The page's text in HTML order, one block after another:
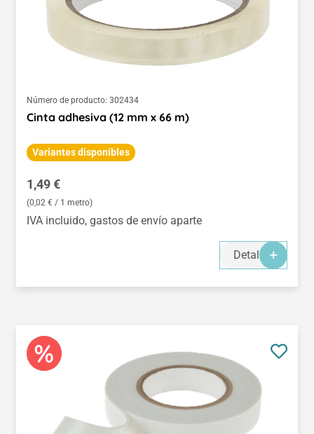
Número de producto: 302434
Cinta adhesiva (12 mm x 66 m)
Variantes disponibles
Precio normal:
1,49 €
(0,02 € / 1 metro)
IVA incluido, gastos de envío aparte
Detalles